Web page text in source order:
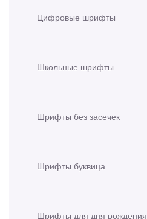
Цифровые шрифты
Школьные шрифты
Шрифты без засечек
Шрифты буквица
Шрифты для дня рождения